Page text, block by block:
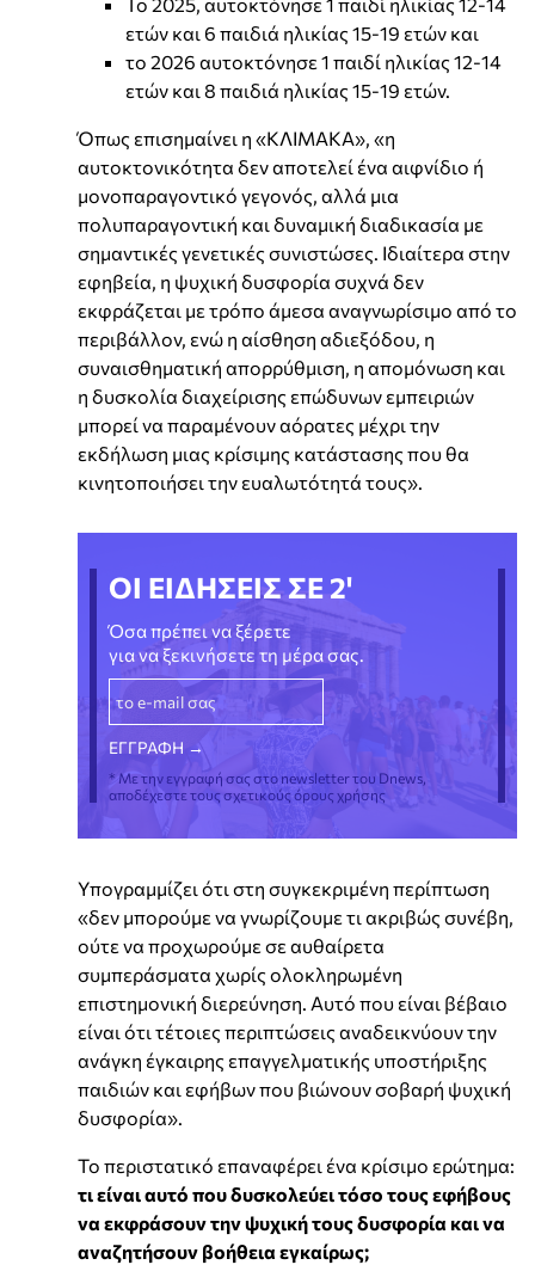
Το 2025, αυτοκτόνησε 1 παιδί ηλικίας 12-14
ετών και 6 παιδιά ηλικίας 15-19 ετών και
το 2026 αυτοκτόνησε 1 παιδί ηλικίας 12-14
ετών και 8 παιδιά ηλικίας 15-19 ετών.
Όπως επισημαίνει η «ΚΛΙΜΑΚΑ», «η
αυτοκτονικότητα δεν αποτελεί ένα αιφνίδιο ή
μονοπαραγοντικό γεγονός, αλλά μια
πολυπαραγοντική και δυναμική διαδικασία με
σημαντικές γενετικές συνιστώσες. Ιδιαίτερα στην
εφηβεία, η ψυχική δυσφορία συχνά δεν
εκφράζεται με τρόπο άμεσα αναγνωρίσιμο από το
περιβάλλον, ενώ η αίσθηση αδιεξόδου, η
συναισθηματική απορρύθμιση, η απομόνωση και
η δυσκολία διαχείρισης επώδυνων εμπειριών
μπορεί να παραμένουν αόρατες μέχρι την
εκδήλωση μιας κρίσιμης κατάστασης που θα
κινητοποιήσει την ευαλωτότητά τους».
ΟΙ ΕΙΔΗΣΕΙΣ ΣΕ 2'
Όσα πρέπει να ξέρετε
για να ξεκινήσετε τη μέρα σας.
* Με την εγγραφή σας στο newsletter του Dnews,
αποδέχεστε τους σχετικούς όρους χρήσης
Υπογραμμίζει ότι στη συγκεκριμένη περίπτωση
«δεν μπορούμε να γνωρίζουμε τι ακριβώς συνέβη,
ούτε να προχωρούμε σε αυθαίρετα
συμπεράσματα χωρίς ολοκληρωμένη
επιστημονική διερεύνηση. Αυτό που είναι βέβαιο
είναι ότι τέτοιες περιπτώσεις αναδεικνύουν την
ανάγκη έγκαιρης επαγγελματικής υποστήριξης
παιδιών και εφήβων που βιώνουν σοβαρή ψυχική
δυσφορία».
Το περιστατικό επαναφέρει ένα κρίσιμο ερώτημα:
τι είναι αυτό που δυσκολεύει τόσο τους εφήβους
να εκφράσουν την ψυχική τους δυσφορία και να
αναζητήσουν βοήθεια εγκαίρως;